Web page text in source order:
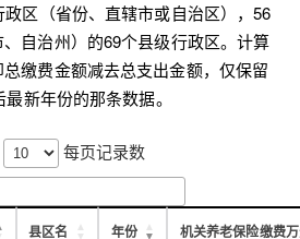
区（省份、直辖市或自治区），56
自治州）的69个县级行政区。计算
缴费金额减去总支出金额，仅保留
新年份的那条数据。
每页记录数
县区名 年份 机关养老保险缴费